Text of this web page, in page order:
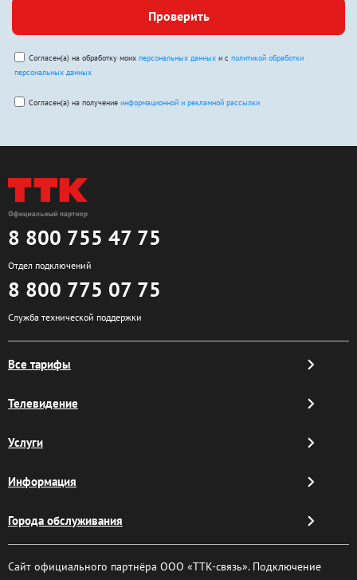
Проверить
Согласен(а) на обработку моих персональных данных и с политикой обработки
персональных данных
Согласен(а) на получение информационной и рекламной рассылки
8 800 755 47 75
Отдел подключений
8 800 775 07 75
Служба технической поддержки
Все тарифы
Телевидение
Услуги
Информация
Города обслуживания
Сайт официального партнёра ООО «ТТК-связь». Подключение